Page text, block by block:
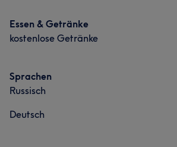
Essen & Getränke
kostenlose Getränke
Sprachen
Russisch
Deutsch